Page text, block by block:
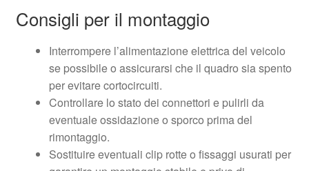
Consigli per il montaggio
Interrompere l’alimentazione elettrica del veicolo
se possibile o assicurarsi che il quadro sia spento
per evitare cortocircuiti.
Controllare lo stato dei connettori e pulirli da
eventuale ossidazione o sporco prima del
rimontaggio.
Sostituire eventuali clip rotte o fissaggi usurati per